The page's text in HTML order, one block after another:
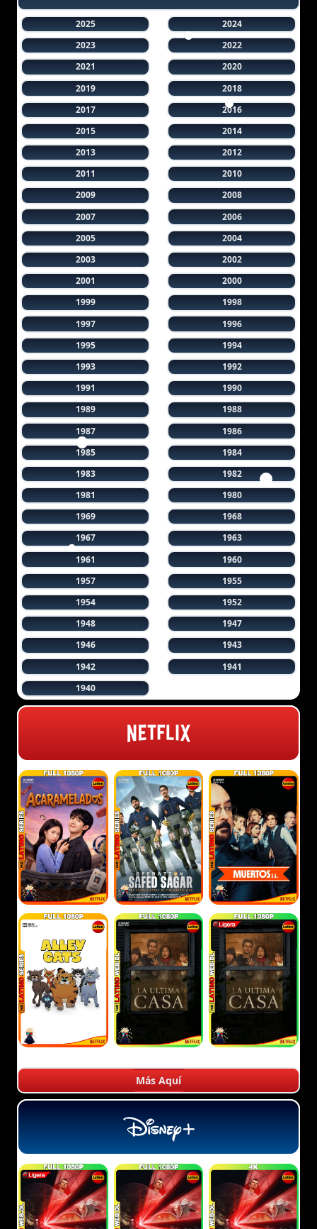
2025
2024
2023
2022
2021
2020
2019
2018
2017
2016
2015
2014
2013
2012
2011
2010
2009
2008
2007
2006
2005
2004
2003
2002
2001
2000
1999
1998
1997
1996
1995
1994
1993
1992
1991
1990
1989
1988
1987
1986
1985
1984
1983
1982
1981
1980
1969
1968
1967
1963
1961
1960
1957
1955
1954
1952
1948
1947
1946
1943
1942
1941
1940
Más Aquí